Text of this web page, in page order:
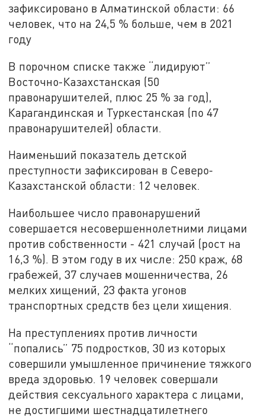
зафиксировано в Алматинской области: 66
человек, что на 24,5 % больше, чем в 2021
году
В порочном списке также “лидируют”
Восточно-Казахстанская (50
правонарушителей, плюс 25 % за год),
Карагандинская и Туркестанская (по 47
правонарушителей) области.
Наименьший показатель детской
преступности зафиксирован в Северо-
Казахстанской области: 12 человек.
Наибольшее число правонарушений
совершается несовершеннолетними лицами
против собственности - 421 случай (рост на
16,3 %). В этом году в их числе: 250 краж, 68
грабежей, 37 случаев мошенничества, 26
мелких хищений, 23 факта угонов
транспортных средств без цели хищения.
На преступлениях против личности
“попались” 75 подростков, 30 из которых
совершили умышленное причинение тяжкого
вреда здоровью. 19 человек совершали
действия сексуального характера с лицами,
не достигшими шестнадцатилетнего